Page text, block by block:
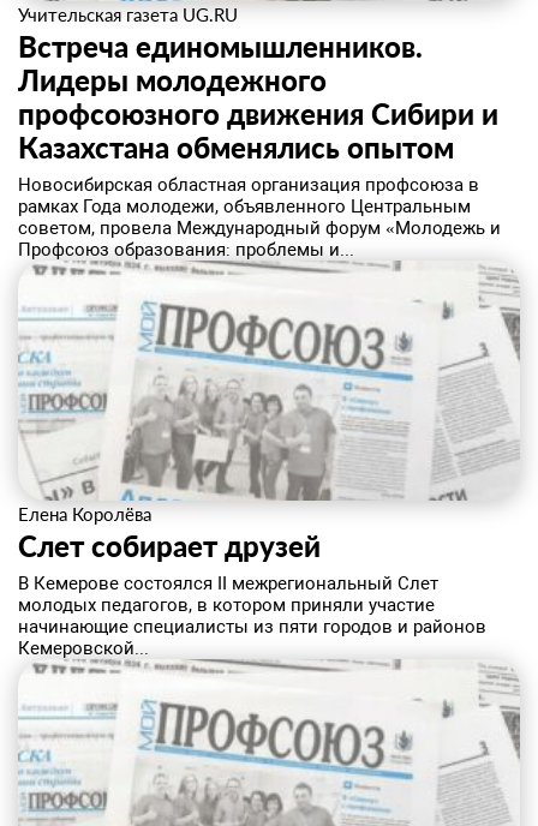
Учительская газета UG.RU
Встреча единомышленников.
Лидеры молодежного
профсоюзного движения Сибири и
Казахстана обменялись опытом
​Новосибирская областная организация профсоюза в
рамках Года молодежи, объявленного Центральным
советом, провела Международный форум «Молодежь и
Профсоюз образования: проблемы и...
Елена Королёва
Слет собирает друзей
​В Кемерове состоялся II межрегиональный Слет
молодых педагогов, в котором приняли участие
начинающие специалисты из пяти городов и районов
Кемеровской...